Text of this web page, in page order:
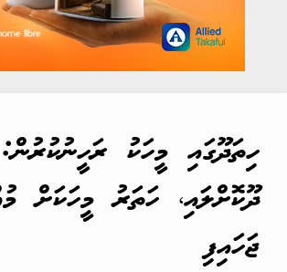
ހިތަދޫގައި މީހަކު
ދޫކޮށްލައި، ހަތަރު މީހަކަށް
ޖަހައިފި